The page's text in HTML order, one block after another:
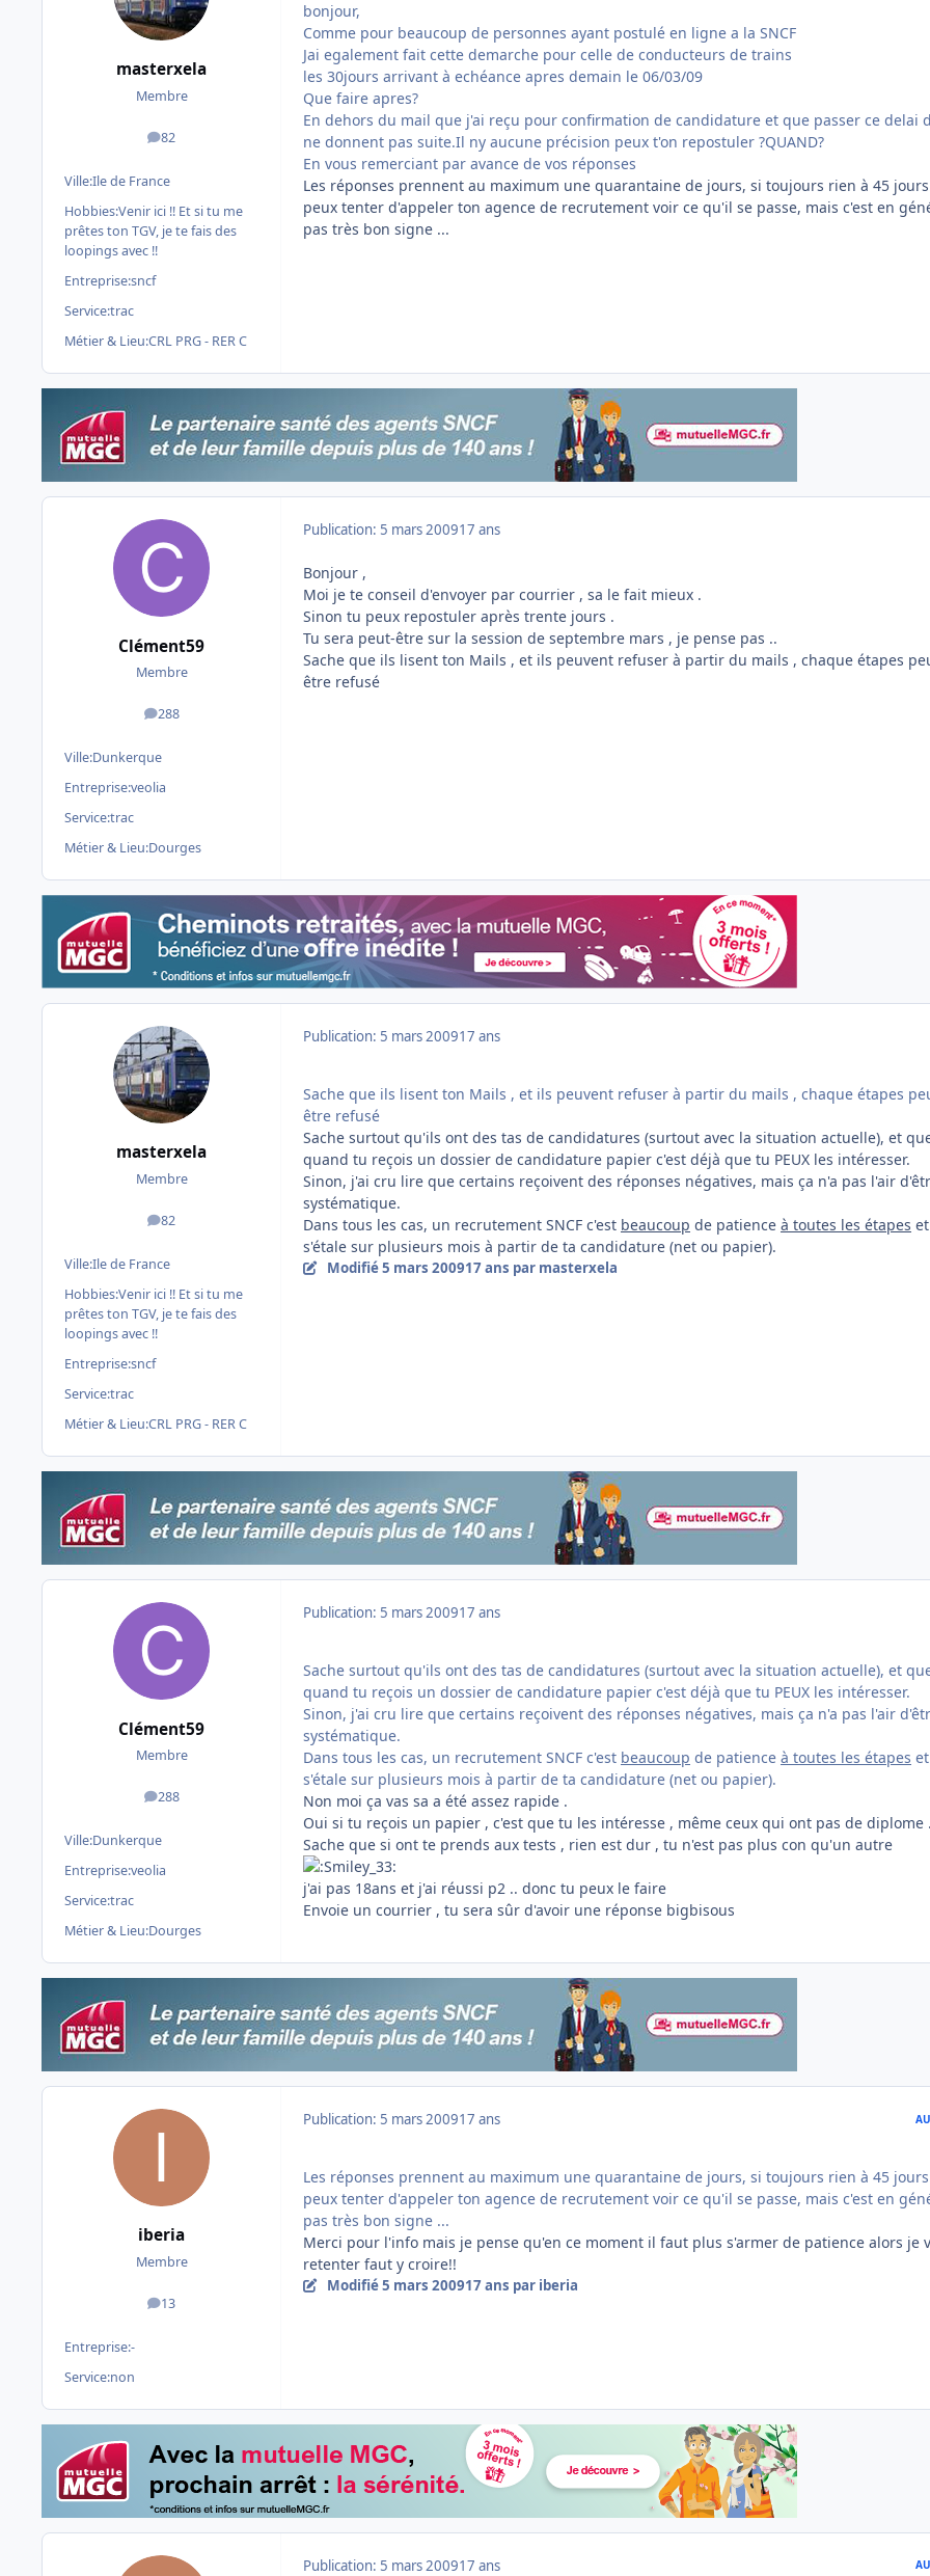
masterxela
Membre
82
messages
Ville:Ile de France
Hobbies:Venir ici !! Et si tu me
prêtes ton TGV, je te fais des
loopings avec !!
Entreprise:sncf
Service:trac
Métier & Lieu:CRL PRG - RER C
bonjour,
Comme pour beaucoup de personnes ayant postulé en ligne a la SNCF
Jai egalement fait cette demarche pour celle de conducteurs de trains
les 30jours arrivant à echéance apres demain le 06/03/09
Que faire apres?
En dehors du mail que j'ai reçu pour confirmation de candidature et que passer ce delai
ne donnent pas suite.Il ny aucune précision peux t'on repostuler ?QUAND?
En vous remerciant par avance de vos réponses
Les réponses prennent au maximum une quarantaine de jours, si toujours rien à 45
peux tenter d'appeler ton agence de recrutement voir ce qu'il se passe, mais c'est en
pas très bon signe ...
Clément59
Membre
288
messages
Ville:Dunkerque
Entreprise:veolia
Service:trac
Métier & Lieu:Dourges
Publication: 5 mars 200917 ans
Bonjour ,
Moi je te conseil d'envoyer par courrier , sa le fait mieux .
Sinon tu peux repostuler après trente jours .
Tu sera peut-être sur la session de septembre mars , je pense pas ..
Sache que ils lisent ton Mails , et ils peuvent refuser à partir du mails , chaque étapes
être refusé
masterxela
Membre
82
messages
Ville:Ile de France
Hobbies:Venir ici !! Et si tu me
prêtes ton TGV, je te fais des
loopings avec !!
Entreprise:sncf
Service:trac
Métier & Lieu:CRL PRG - RER C
Publication: 5 mars 200917 ans
Sache que ils lisent ton Mails , et ils peuvent refuser à partir du mails , chaque étapes
être refusé
Sache surtout qu'ils ont des tas de candidatures (surtout avec la situation actuelle), et
quand tu reçois un dossier de candidature papier c'est déjà que tu PEUX les intéresser.
Sinon, j'ai cru lire que certains reçoivent des réponses négatives, mais ça n'a pas l'air
systématique.
Dans tous les cas, un recrutement SNCF c'est beaucoup de patience à toutes les étapes
s'étale sur plusieurs mois à partir de ta candidature (net ou papier).
Modifié5 mars 200917 ans par masterxela
Clément59
Membre
288
messages
Ville:Dunkerque
Entreprise:veolia
Service:trac
Métier & Lieu:Dourges
Publication: 5 mars 200917 ans
Sache surtout qu'ils ont des tas de candidatures (surtout avec la situation actuelle), et
quand tu reçois un dossier de candidature papier c'est déjà que tu PEUX les intéresser.
Sinon, j'ai cru lire que certains reçoivent des réponses négatives, mais ça n'a pas l'air
systématique.
Dans tous les cas, un recrutement SNCF c'est beaucoup de patience à toutes les étapes
s'étale sur plusieurs mois à partir de ta candidature (net ou papier).
Non moi ça vas sa a été assez rapide .
Oui si tu reçois un papier , c'est que tu les intéresse , même ceux qui ont pas de diplome
Sache que si ont te prends aux tests , rien est dur , tu n'est pas plus con qu'un autre
j'ai pas 18ans et j'ai réussi p2 .. donc tu peux le faire
Envoie un courrier , tu sera sûr d'avoir une réponse bigbisous
iberia
Membre
13
messages
Entreprise:-
Service:non
Publication: 5 mars 200917 ans
Les réponses prennent au maximum une quarantaine de jours, si toujours rien à 45
peux tenter d'appeler ton agence de recrutement voir ce qu'il se passe, mais c'est en
pas très bon signe ...
Merci pour l'info mais je pense qu'en ce moment il faut plus s'armer de patience alors je
retenter faut y croire!!
Modifié5 mars 200917 ans par iberia
Publication: 5 mars 200917 ans